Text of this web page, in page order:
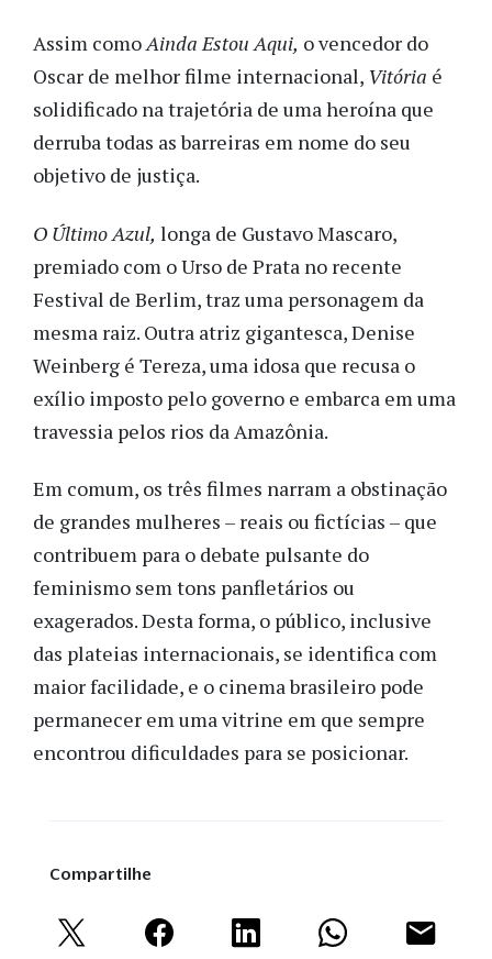
Assim comoAinda Estou Aqui, o vencedor do
Oscar de melhor filme internacional, Vitória é
solidificado na trajetória de uma heroína que
derruba todas as barreiras em nome do seu
objetivo de justiça.
O Último Azul, longa de Gustavo Mascaro,
premiado com o Urso de Prata no recente
Festival de Berlim, traz uma personagem da
mesma raiz. Outra atriz gigantesca, Denise
Weinberg é Tereza, uma idosa que recusa o
exílio imposto pelo governo e embarca em uma
travessia pelos rios da Amazônia.
Em comum, os três filmes narram a obstinação
de grandes mulheres – reais ou fictícias – que
contribuem para o debate pulsante do
feminismo sem tons panfletários ou
exagerados. Desta forma, o público, inclusive
das plateias internacionais, se identifica com
maior facilidade, e o cinema brasileiro pode
permanecer em uma vitrine em que sempre
encontrou dificuldades para se posicionar.
Compartilhe